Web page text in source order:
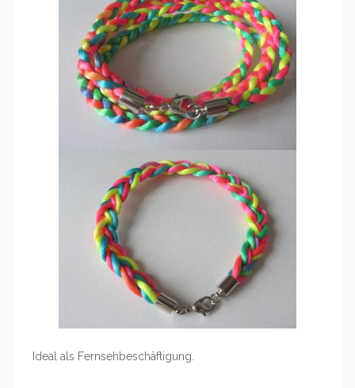
Ideal als Fernsehbeschäftigung.